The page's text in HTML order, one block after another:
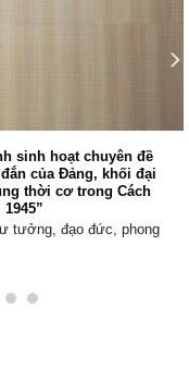
sinh hoạt chuyên đề
của Đảng, khối đại
thời cơ trong Cách
tưởng, đạo đức, phong